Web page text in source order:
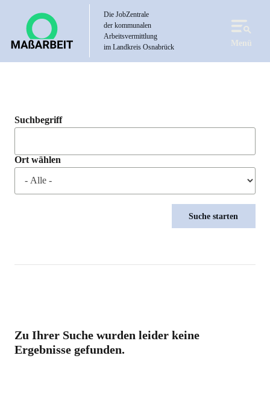
Die JobZentrale
der kommunalen
Arbeitsvermittlung
im Landkreis Osnabrück
Menü
Suchbegriff
Ort wählen
Zu Ihrer Suche wurden leider keine
Ergebnisse gefunden.